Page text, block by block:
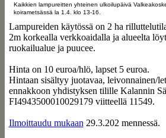
Kaikkien lampureitten yhteinen ulkoilupäivä
koirametsässä la 1.4. klo 13-16.
Lampureiden käytössä on 2 ha
2m korkealla verkkoaidalla ja alueelta
ruokailualue ja puucee.
Hinta on 10 euroa/hlö, lapset 5 euroa.
Hintaan sisältyy juotavaa, leivonnainen/
ennakkoon yhdistyksen tilille Kalannin
FI4943500010029179 viitteellä 11549.
Ilmoittaudu mukaan 29.3.202 mennessä.